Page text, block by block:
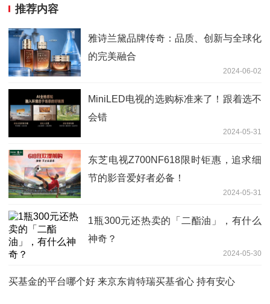
推荐内容
雅诗兰黛品牌传奇：品质、创新与全球化
的完美融合
2024-06-02
MiniLED电视的选购标准来了！跟着选不
会错
2024-05-31
东芝电视Z700NF618限时钜惠，追求细
节的影音爱好者必备！
2024-05-31
1瓶300元还热卖的「二酯油」，有什么
神奇？
2024-05-30
买基金的平台哪个好 来京东肯特瑞买基省心 持有安心